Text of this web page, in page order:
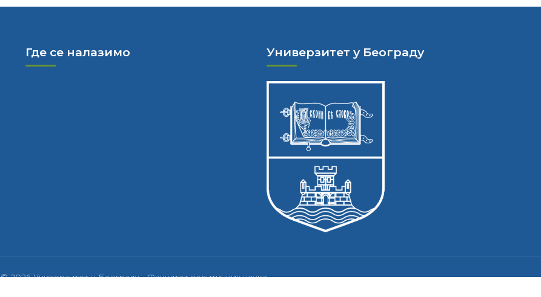
Где се налазимо Универзитет у Београду
© 2026 Универзитет у Београду - Факултет политичких наука